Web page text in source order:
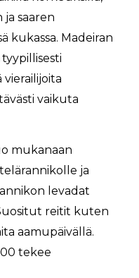
saaren
kukassa. Madeiran
vaikuta
mukanaan
ja
levadat
reitit kuten
aamupäivällä.
tekee